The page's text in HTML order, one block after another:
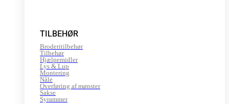
TILBEHØR
Broderitilbehør
Tilbehør
Hjælpemidler
Lys & Lup
Montering
Nåle
Overføring af mønster
Sakse
Syrammer